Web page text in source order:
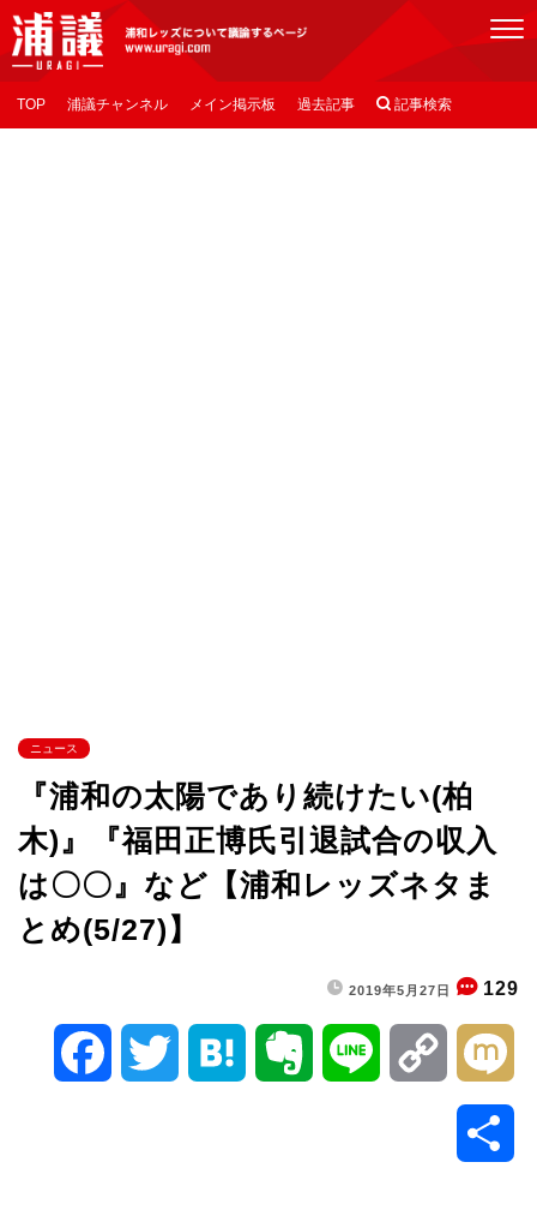
[浦議]浦和レッズについて議論するページ
TOP 浦議チャンネル メイン掲示板 過去記事  記事検索
ニュース
『浦和の太陽であり続けたい(柏
木)』『福田正博氏引退試合の収入
は〇〇』など【浦和レッズネタま
とめ(5/27)】
2019年5月27日 129
o